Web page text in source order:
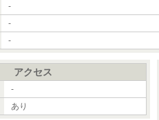
-
-
-
アクセス
-
あり